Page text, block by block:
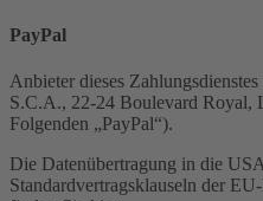
PayPal
Anbieter dieses
S.C.A., 22-24 Boulevard Royal,
Folgenden „PayPal“).
Die Datenübertragung in die
Standardvertragsklauseln der